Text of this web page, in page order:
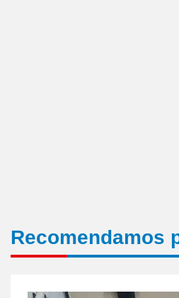
Recomendamos